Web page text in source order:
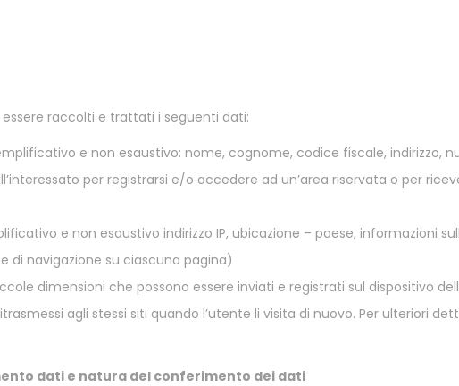
essere raccolti e trattati i seguenti dati:
e non esaustivo: nome, cognome, codice fiscale, indirizzo,
per registrarsi e/o accedere ad un’area riservata o per
e non esaustivo indirizzo IP, ubicazione – paese, informazioni
di navigazione su ciascuna pagina)
dimensioni che possono essere inviati e registrati sul dispositivo
agli stessi siti quando l’utente li visita di nuovo. Per ulteriori
dati e natura del conferimento dei dati